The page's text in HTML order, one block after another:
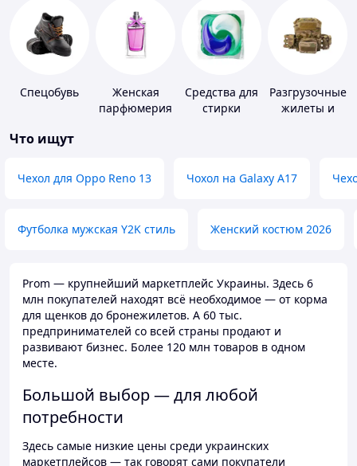
Спецобувь
Женская
парфюмерия
Средства для
стирки
Разгрузочные
жилеты и
Что ищут
Чехол для Oppo Reno 13 Чохол на Galaxy A17
Футболка мужская Y2K стиль Женский костюм 2026
Prom — крупнейший маркетплейс Украины. Здесь 6
млн покупателей находят всё необходимое — от корма
для щенков до бронежилетов. А 60 тыс.
предпринимателей со всей страны продают и
развивают бизнес. Более 120 млн товаров в одном
месте.
Большой выбор — для любой
потребности
Здесь самые низкие цены среди украинских
маркетплейсов — так говорят сами покупатели